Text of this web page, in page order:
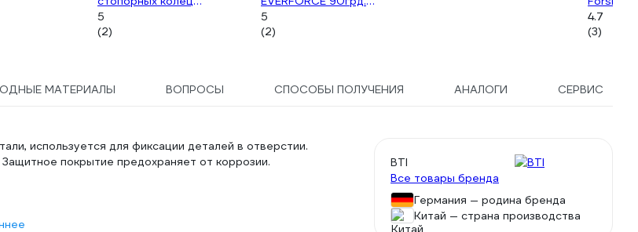
YATAFORCE YF-
9U0102(58787)
5
(2)
(глубина-56мм, для
суппортов), в блистере EF-
5
(2)
4.7
(3)
МАТЕРИАЛЫ ВОПРОСЫ СПОСОБЫ ПОЛУЧЕНИЯ АНАЛОГИ СЕРВИС
используется для фиксации деталей в отверстии.
покрытие предохраняет от коррозии.
BTI
Все товары бренда
Германия — родина бренда
Китай — страна производства